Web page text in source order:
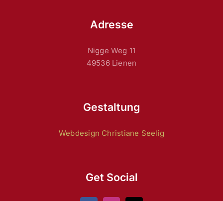
Adresse
Nigge Weg 11
49536 Lienen
Gestaltung
Webdesign Christiane Seelig
Get Social